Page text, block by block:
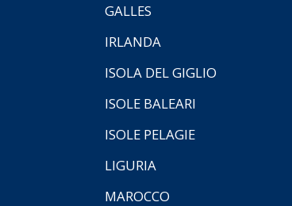
GALLES
IRLANDA
ISOLA DEL GIGLIO
ISOLE BALEARI
ISOLE PELAGIE
LIGURIA
MAROCCO